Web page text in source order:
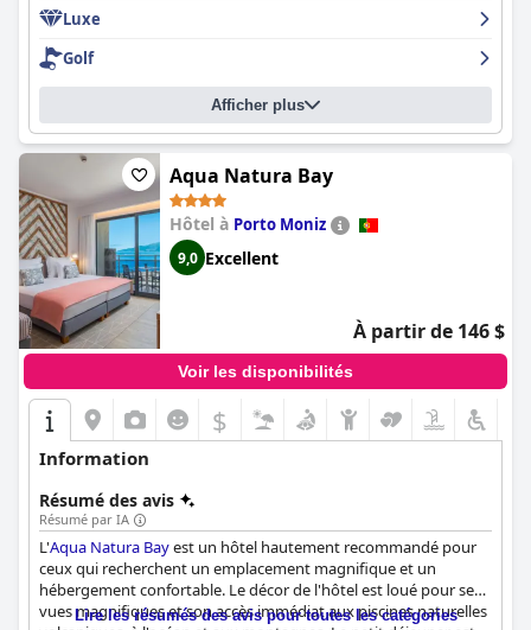
Luxe
Golf
Afficher plus
Aqua Natura Bay
Hôtel à Porto Moniz
9,0 Excellent
À partir de 146 $
Voir les disponibilités
$
Information
Résumé des avis
Résumé par IA
L'Aqua Natura Bayest un hôtel hautement recommandé pour
ceux qui recherchent un emplacement magnifique et un
hébergement confortable. Le décor de l'hôtel est loué pour ses
vues magnifiques et son accès immédiat aux piscines naturelles
Lire les résumés des avis pour toutes les catégories